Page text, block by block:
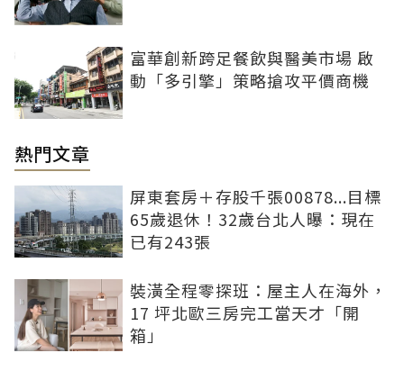
富華創新跨足餐飲與醫美市場 啟
動「多引擎」策略搶攻平價商機
熱門文章
屏東套房＋存股千張00878...目標
65歲退休！32歲台北人曝：現在
已有243張
裝潢全程零探班：屋主人在海外，
17 坪北歐三房完工當天才「開
箱」